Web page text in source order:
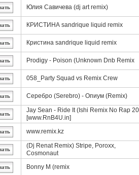
Юлия Савичева (dj art remix)
КРИСТИНА sandrique liquid remix
Кристина sandrique liquid remix
Prodigy - Poison (Unknown Dnb Remix
058_Party Squad vs Remix Crew
Серебро (Serebro) - Опиум (Remix)
Jay Sean - Ride It (Ishi Remix No Rap
[www.RnB4U.in]
www.remix.kz
(Dj Renat Remix) Stripe, Poroxx,
Cosmonaut
Bonny M (remix